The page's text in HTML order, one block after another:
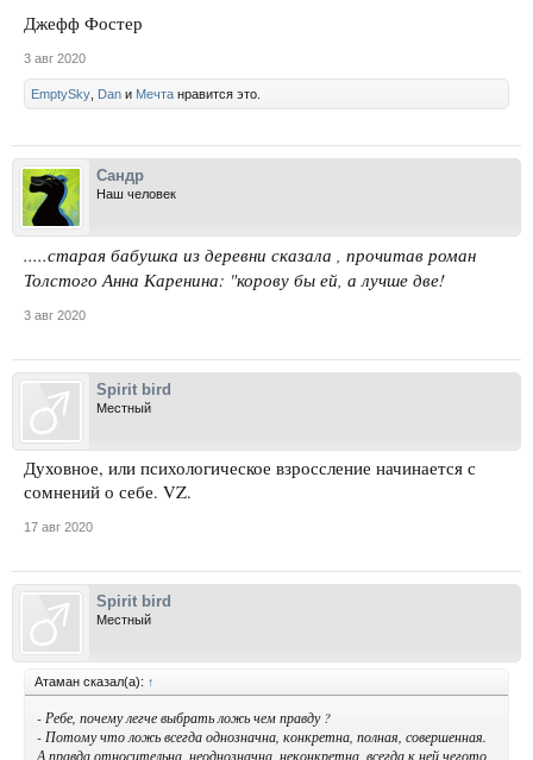
Джефф Фостер
3 авг 2020
EmptySky Dan и Мечта нравится это.
Сандр
Наш человек
.....старая бабушка из деревни сказала , прочитав роман
Толстого Анна Каренина: "корову бы ей, а лучше две!
3 авг 2020
Spirit bird
Местный
Духовное, или психологическое взроссление начинается с
сомнений о себе. VZ.
17 авг 2020
Spirit bird
Местный
Атаман сказал(а): ↑
- Ребе, почему легче выбрать ложь чем правду ?
- Потому что ложь всегда однозначна, конкретна, полная, совершенная.
А правда относительна, неоднозначна, неконкретна, всегда к ней чегото